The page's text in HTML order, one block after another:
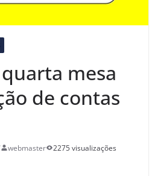
mesa
de contas
webmaster
2275 visualizações